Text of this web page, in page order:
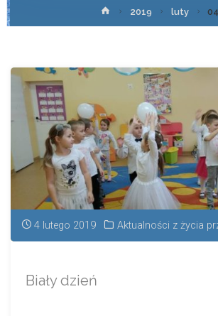
2019 luty 04
4 lutego 2019 Aktualności z życia
Biały dzień